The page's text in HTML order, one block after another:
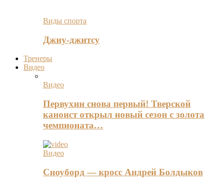
Виды спорта
Джиу-джитсу
Тренеры
Видео
Видео
Первухин снова первый! Тверской
каноист открыл новый сезон с золота
чемпионата…
Видео
Сноуборд — кросс Андрей Болдыков